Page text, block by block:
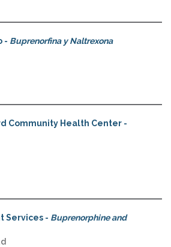
- Buprenorfina y Naltrexona
Community Health Center -
Services - Buprenorphine and